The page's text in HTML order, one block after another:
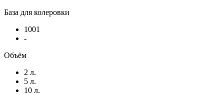
База для колеровки
1001
-
Объём
2 л.
5 л.
10 л.